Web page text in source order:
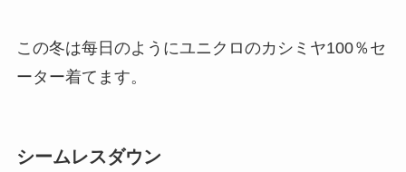
この冬は每日のようにユニクロのカシミヤ100％セ
ーター着てます。
シームレスダウン